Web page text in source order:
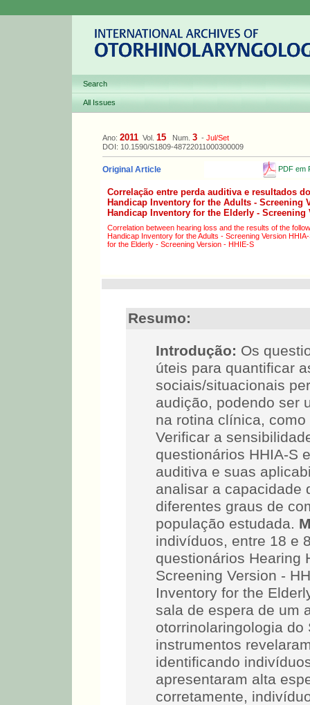
Search
All Issues
Ano:2011 Vol.15 Num.3 -Jul/Set
DOI: 10.1590/S1809-48722011000300009
Original Article PDF em
Correlação entre perda auditiva e resultados
Handicap Inventory for the Adults - Screening
Handicap Inventory for the Elderly - Screening
Correlation between hearing loss and the results of the
Handicap Inventory for the Adults - Screening Version
for the Elderly - Screening Version - HHIE-S
Resumo:
Introdução: Os
úteis para quantificar
sociais/situacionais
audição, podendo ser
na rotina clínica,
Verificar a
questionários HHIA-S
auditiva e suas
analisar a capacidade
diferentes graus de
população estudada.
indivíduos, entre 18 e
questionários Hearing
Screening Version -
Inventory for the
sala de espera de um
otorrinolaringologia
instrumentos
identificando
apresentaram alta
corretamente,